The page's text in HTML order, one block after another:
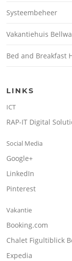
Systeembeheer
Vakantiehuis
Bed and Breakfast
LINKS
ICT
RAP-IT Digital
Social Media
Google+
LinkedIn
Pinterest
Vakantie
Booking.com
Chalet Figultiblick
Expedia